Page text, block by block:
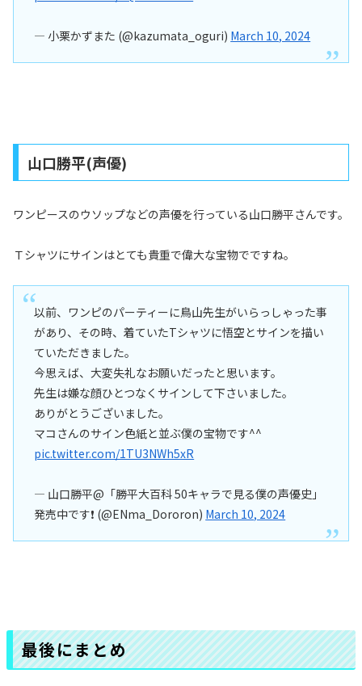
— 小栗かずまた (@kazumata_oguri) March 10, 2024
山口勝平(声優)
ワンピースのウソップなどの声優を行っている山口勝平さんです。
Ｔシャツにサインはとても貴重で偉大な宝物でですね。
以前、ワンピのパーティーに鳥山先生がいらっしゃった事
があり、その時、着ていたTシャツに悟空とサインを描い
ていただきました。
今思えば、大変失礼なお願いだったと思います。
先生は嫌な顔ひとつなくサインして下さいました。
ありがとうございました。
マコさんのサイン色紙と並ぶ僕の宝物です^^
pic.twitter.com/1TU3NWh5xR
— 山口勝平@「勝平大百科 50キャラで見る僕の声優史」
発売中です❗️ (@ENma_Dororon) March 10, 2024
最後にまとめ